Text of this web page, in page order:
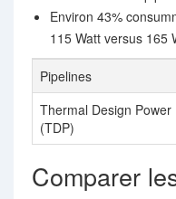
Environ 43%
115 Watt versus 165
Pipelines
Thermal Design Power
(TDP)
Comparer